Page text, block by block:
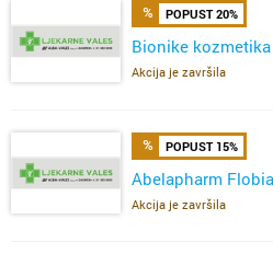
POPUST 20%
Bionike kozmetika
Akcija je završila
POPUST 15%
Abelapharm
Akcija je završila